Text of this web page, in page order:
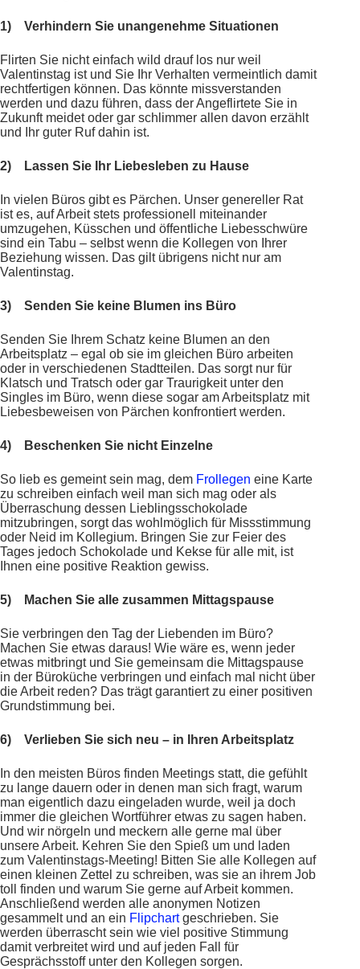
1) Verhindern Sie unangenehme Situationen
Flirten Sie nicht einfach wild drauf los nur weil
Valentinstag ist und Sie Ihr Verhalten vermeintlich damit
rechtfertigen können. Das könnte missverstanden
werden und dazu führen, dass der Angeflirtete Sie in
Zukunft meidet oder gar schlimmer allen davon erzählt
und Ihr guter Ruf dahin ist.
2) Lassen Sie Ihr Liebesleben zu Hause
In vielen Büros gibt es Pärchen. Unser genereller Rat
ist es, auf Arbeit stets professionell miteinander
umzugehen, Küsschen und öffentliche Liebesschwüre
sind ein Tabu – selbst wenn die Kollegen von Ihrer
Beziehung wissen. Das gilt übrigens nicht nur am
Valentinstag.
3) Senden Sie keine Blumen ins Büro
Senden Sie Ihrem Schatz keine Blumen an den
Arbeitsplatz – egal ob sie im gleichen Büro arbeiten
oder in verschiedenen Stadtteilen. Das sorgt nur für
Klatsch und Tratsch oder gar Traurigkeit unter den
Singles im Büro, wenn diese sogar am Arbeitsplatz mit
Liebesbeweisen von Pärchen konfrontiert werden.
4) Beschenken Sie nicht Einzelne
So lieb es gemeint sein mag, dem Frollegen eine Karte
zu schreiben einfach weil man sich mag oder als
Überraschung dessen Lieblingsschokolade
mitzubringen, sorgt das wohlmöglich für Missstimmung
oder Neid im Kollegium. Bringen Sie zur Feier des
Tages jedoch Schokolade und Kekse für alle mit, ist
Ihnen eine positive Reaktion gewiss.
5) Machen Sie alle zusammen Mittagspause
Sie verbringen den Tag der Liebenden im Büro?
Machen Sie etwas daraus! Wie wäre es, wenn jeder
etwas mitbringt und Sie gemeinsam die Mittagspause
in der Büroküche verbringen und einfach mal nicht über
die Arbeit reden? Das trägt garantiert zu einer positiven
Grundstimmung bei.
6) Verlieben Sie sich neu – in Ihren Arbeitsplatz
In den meisten Büros finden Meetings statt, die gefühlt
zu lange dauern oder in denen man sich fragt, warum
man eigentlich dazu eingeladen wurde, weil ja doch
immer die gleichen Wortführer etwas zu sagen haben.
Und wir nörgeln und meckern alle gerne mal über
unsere Arbeit. Kehren Sie den Spieß um und laden
zum Valentinstags-Meeting! Bitten Sie alle Kollegen auf
einen kleinen Zettel zu schreiben, was sie an ihrem Job
toll finden und warum Sie gerne auf Arbeit kommen.
Anschließend werden alle anonymen Notizen
gesammelt und an ein Flipchartgeschrieben. Sie
werden überrascht sein wie viel positive Stimmung
damit verbreitet wird und auf jeden Fall für
Gesprächsstoff unter den Kollegen sorgen.